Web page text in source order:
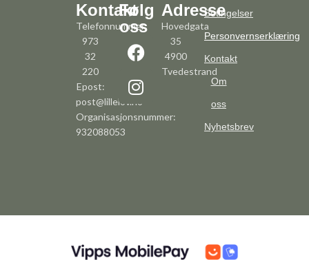
Kontakt
Telefonnummer:
973
32
220
Epost:
post@lillelov.no
Organisasjonsnummer:
932088053
Følg
oss
Adresse
Hovedgata
35
4900
Tvedestrand
Betingelser
Personvernserklæring
Kontakt
Om
oss
Nyhetsbrev